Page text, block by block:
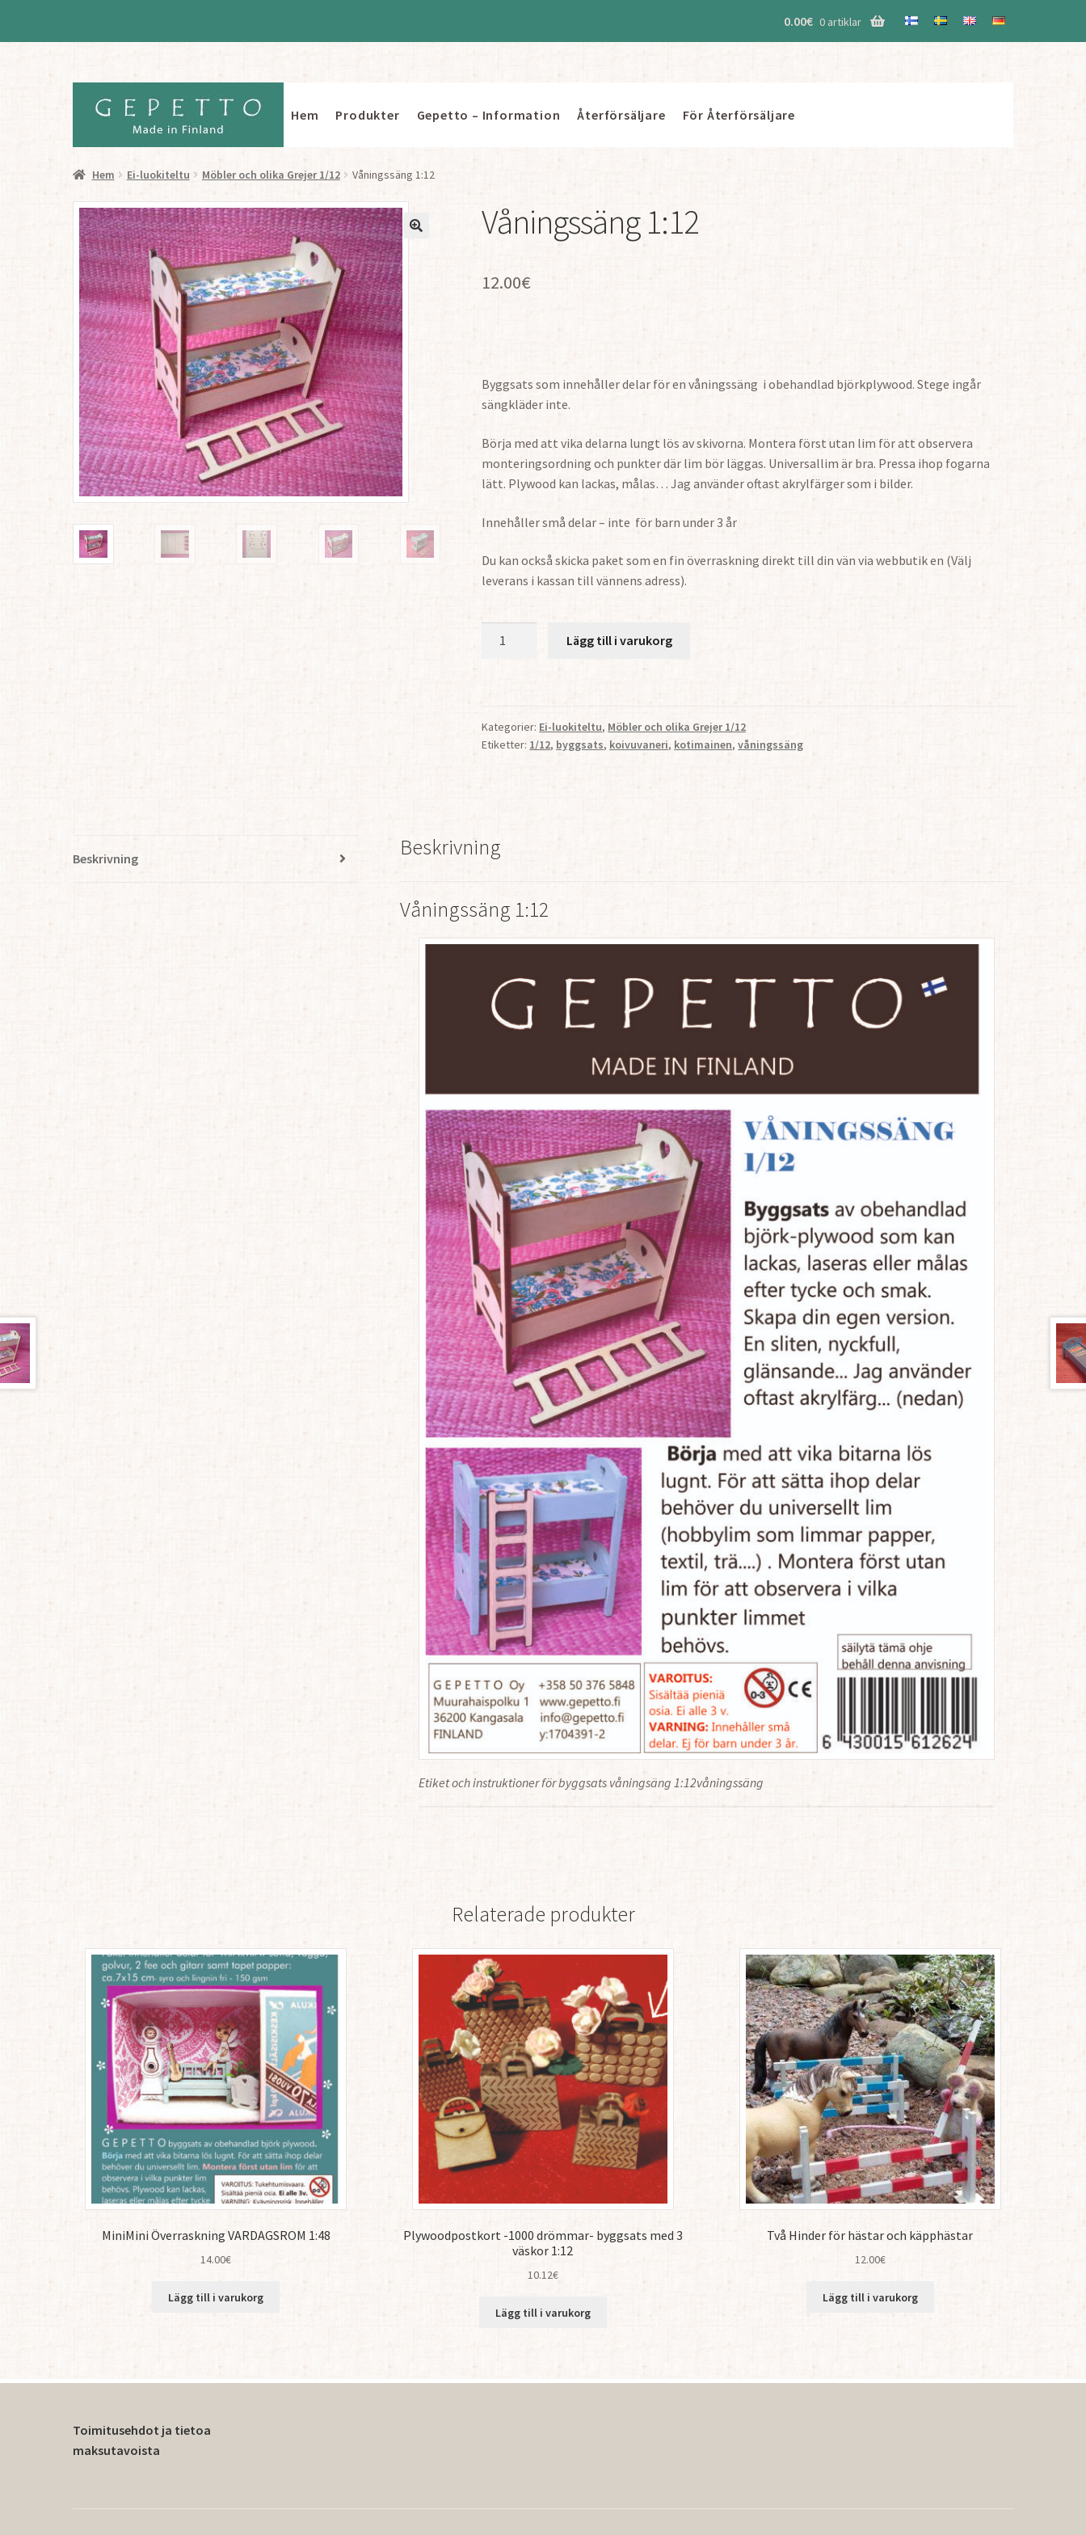
0.00€ 0 artiklar
Hoppa
till
Hoppa
till
Hem Produkter Gepetto – Information Återförsäljare För Återförsäljare
Hem Ei-luokiteltu Möbler och olika Grejer 1/12 Våningssäng 1:12
Våningssäng 1:12
12.00€
Byggsats som innehåller delar för en våningssäng i obehandlad björkplywood. Stege ingår
sängkläder inte.
Börja med att vika delarna lungt lös av skivorna. Montera först utan lim för att observera
monteringsordning och punkter där lim bör läggas. Universallim är bra. Pressa ihop fogarna
lätt. Plywood kan lackas, målas… Jag använder oftast akrylfärger som i bilder.
Innehåller små delar – inte för barn under 3 år
Du kan också skicka paket som en fin överraskning direkt till din vän via webbutik en (Välj
leverans i kassan till vännens adress).
Lägg till i varukorg
Kategorier: Ei-luokiteltu, Möbler och olika Grejer 1/12
Etiketter: 1/12, byggsats, koivuvaneri, kotimainen,våningssäng
Beskrivning Beskrivning
Våningssäng 1:12
Etiket och instruktioner för byggsats våningsäng 1:12våningssäng
Relaterade produkter
MiniMini Överraskning VARDAGSROM 1:48
14.00€
Lägg till i varukorg
Plywoodpostkort -1000 drömmar- byggsats med 3
väskor 1:12
10.12€
Lägg till i varukorg
Två Hinder för hästar och käpphästar
12.00€
Lägg till i varukorg
Toimitusehdot ja tietoa
maksutavoista